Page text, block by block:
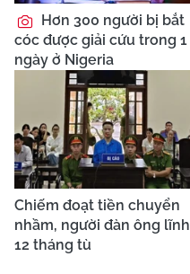
Hơn 300 người bị bắt
cóc được giải cứu trong 1
ngày ở Nigeria
Chiếm đoạt tiền chuyển
nhầm, người đàn ông lĩnh
12 tháng tù